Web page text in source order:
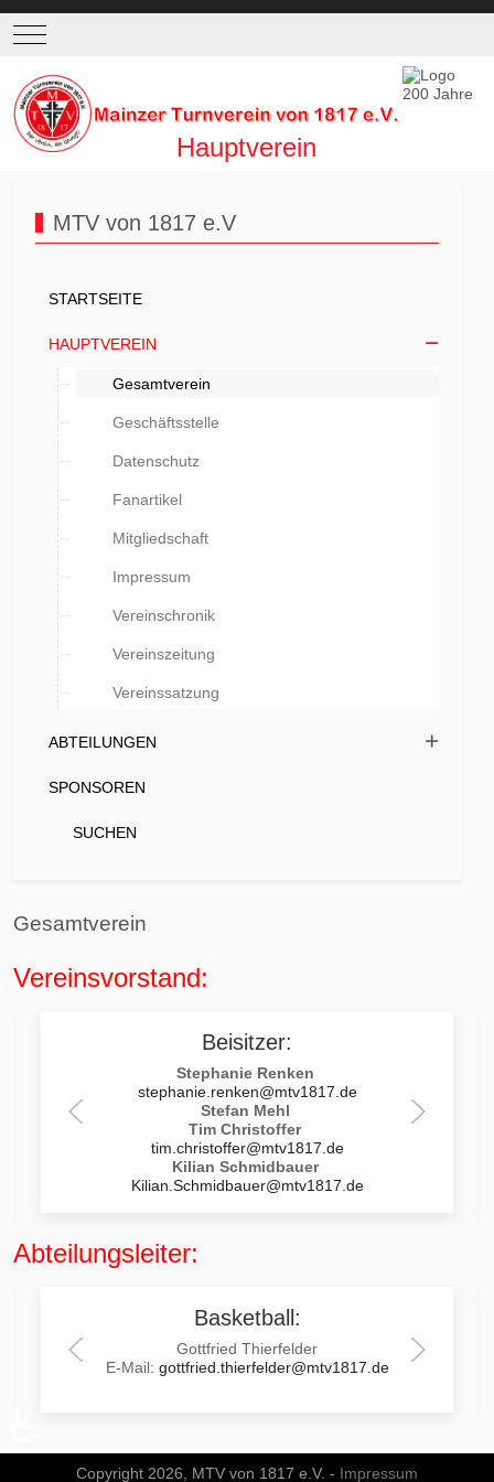
Mobile Menu Toggle
Hauptverein
MTV von 1817 e.V
STARTSEITE
HAUPTVEREIN
Gesamtverein
Geschäftsstelle
Datenschutz
Fanartikel
Mitgliedschaft
Impressum
Vereinschronik
Vereinszeitung
Vereinssatzung
ABTEILUNGEN
SPONSOREN
SUCHEN
Gesamtverein
Vereinsvorstand:
Beisitzer:
Stephanie Renken
stephanie.renken@mtv1817.de
Stefan Mehl
Tim Christoffer
tim.christoffer@mtv1817.de
Kilian Schmidbauer
Kilian.Schmidbauer@mtv1817.de
Abteilungsleiter:
Basketball:
Gottfried Thierfelder
E-Mail: gottfried.thierfelder@mtv1817.de
Copyright 2026, MTV von 1817 e.V. - Impressum